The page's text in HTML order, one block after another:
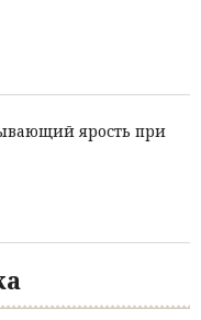
ярость при